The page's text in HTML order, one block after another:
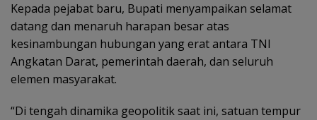
Kepada pejabat baru, Bupati menyampaikan selamat
datang dan menaruh harapan besar atas
kesinambungan hubungan yang erat antara TNI
Angkatan Darat, pemerintah daerah, dan seluruh
elemen masyarakat.
“Di tengah dinamika geopolitik saat ini, satuan tempur